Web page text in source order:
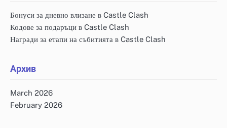
Бонуси за дневно влизане в Castle Clash
Кодове за подаръци в Castle Clash
Награди за етапи на събитията в Castle Clash
Архив
March 2026
February 2026